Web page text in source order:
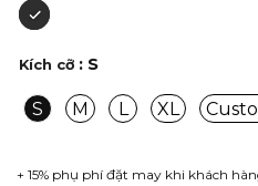
Kích cỡ : S
S M L XL
+ 15% phụ phí đặt may khi khách